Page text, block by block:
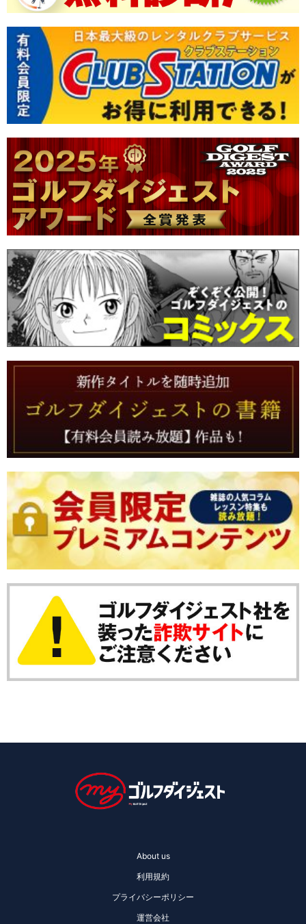
About us
利用規約
プライバシーポリシー
運営会社